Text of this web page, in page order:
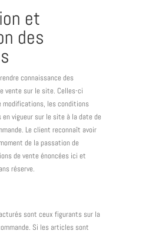
et
des
connaissance des
vente sur le site. Celles-ci
modifications, les conditions
vigueur sur le site à la date de
Le client reconnaît avoir
de la passation de
de vente énoncées ici et
réserve.
sont ceux figurants sur la
Si les articles sont